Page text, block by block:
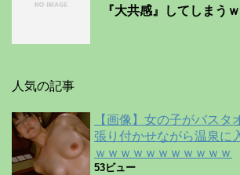
『大共感』してしまう
人気の記事
【画像】女の子がバスタ
張り付かせながら温泉に
ｗｗｗｗｗｗｗｗｗｗｗ
53ビュー